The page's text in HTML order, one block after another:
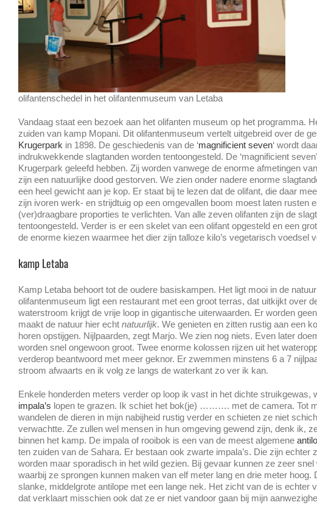
olifantenschedel in het olifantenmuseum van Letaba
Vandaag staat een bezoek aan het olifanten museum op het programma.
zuiden van kamp Mopani. Dit olifantenmuseum vertelt uitgebreid over de
Krugerpark in 1898. De geschiedenis van de ‘magnificient seven‘ wordt
indrukwekkende slagtanden worden tentoongesteld. De ‘magnificient
Krugerpark geleefd hebben. Zij worden vanwege de enorme afmetingen
zijn een natuurlijke dood gestorven. We zien onder nadere enorme
een heel gewicht aan je kop. Er staat bij te lezen dat de olifant, die daar
zijn ivoren werk- en strijdtuig op een omgevallen boom moest laten rusten
(ver)draagbare proporties te verlichten. Van alle zeven olifanten zijn de
tentoongesteld. Verder is er een skelet van een olifant opgesteld en een
de enorme kiezen waarmee het dier zijn talloze kilo’s vegetarisch voedsel
kamp Letaba
Kamp Letaba behoort tot de oudere basiskampen. Het ligt mooi in de
olifantenmuseum ligt een restaurant met een groot terras, dat uitkijkt over
waterstroom krijgt de vrije loop in gigantische uiterwaarden. Er worden
maakt de natuur hier echt natuurlijk. We genieten en zitten rustig aan een
horen opstijgen. Nijlpaarden, zegt Marjo. We zien nog niets. Even later
worden snel ongewoon groot. Twee enorme kolossen rijzen uit het
verderop beantwoord met meer geknor. Er zwemmen minstens 6 a 7
stroom afwaarts en ik volg ze langs de waterkant zo ver ik kan.
Enkele honderden meters verder op loop ik vast in het dichte struikgewas,
impala’s lopen te grazen. Ik schiet het bok(je) ………. met de camera. Tot
wandelen de dieren in mijn nabijheid rustig verder en schieten ze niet
verwachtte. Ze zullen wel mensen in hun omgeving gewend zijn, denk ik,
binnen het kamp. De impala of rooibok is een van de meest algemene
ten zuiden van de Sahara. Er bestaan ook zwarte impala’s. Die zijn echter
worden maar sporadisch in het wild gezien. Bij gevaar kunnen ze zeer snel
waarbij ze sprongen kunnen maken van elf meter lang en drie meter hoog.
slanke, middelgrote antilope met een lange nek. Het zicht van de is echter
dat verklaart misschien ook dat ze er niet vandoor gaan bij mijn